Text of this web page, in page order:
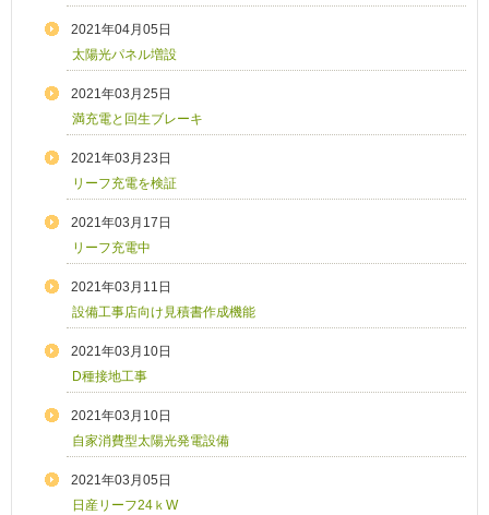
2021年04月05日
太陽光パネル増設
2021年03月25日
満充電と回生ブレーキ
2021年03月23日
リーフ充電を検証
2021年03月17日
リーフ充電中
2021年03月11日
設備工事店向け見積書作成機能
2021年03月10日
D種接地工事
2021年03月10日
自家消費型太陽光発電設備
2021年03月05日
日産リーフ24ｋW